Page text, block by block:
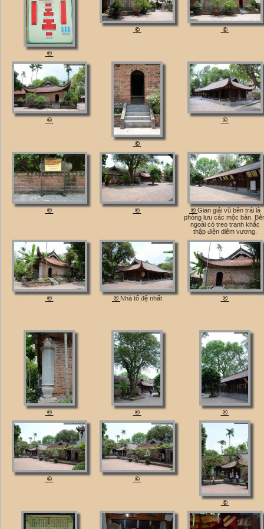
©
© ©
©
©
©
© © © Gian giải vũ bên trái là
phòng lưu các mộc bản.
ngoài có treo tranh khắc
thập điện diêm vương.
© © Nhà tổ đệ nhất ©
© © ©
© ©
©